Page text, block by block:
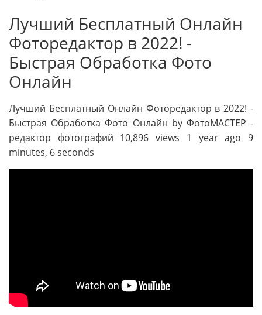
Лучший Бесплатный Онлайн
Фоторедактор в 2022! -
Быстрая Обработка Фото
Онлайн
Лучший Бесплатный Онлайн Фоторедактор в 2022! -
Быстрая Обработка Фото Онлайн by ФотоМАСТЕР -
редактор фотографий 10,896 views 1 year ago 9
minutes, 6 seconds